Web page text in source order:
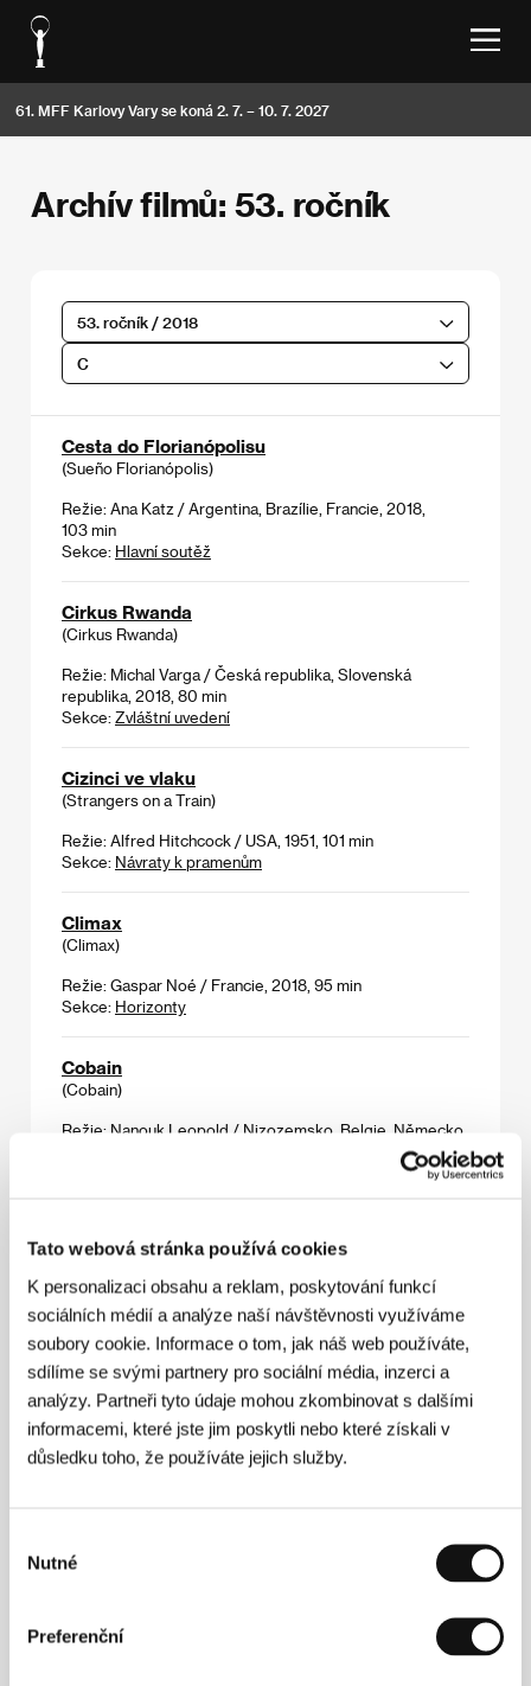
Tato webová stránka používá cookies
K personalizaci obsahu a reklam, poskytování funkcí
sociálních médií a analýze naší návštěvnosti využíváme
soubory cookie. Informace o tom, jak náš web používáte,
sdílíme se svými partnery pro sociální média, inzerci a
analýzy. Partneři tyto údaje mohou zkombinovat s dalšími
informacemi, které jste jim poskytli nebo které získali v
důsledku toho, že používáte jejich služby.
souhlasu
Nutné
Preferenční
61. MFF Karlovy Vary se koná 2. 7. – 10. 7. 2027
Archív filmů: 53. ročník
53. ročník / 2018
C
Cesta do Florianópolisu
(Sueño Florianópolis)
Režie: Ana Katz / Argentina, Brazílie, Francie, 2018,
103 min
Sekce: Hlavní soutěž
Cirkus Rwanda
(Cirkus Rwanda)
Režie: Michal Varga / Česká republika, Slovenská
republika, 2018, 80 min
Sekce: Zvláštní uvedení
Cizinci ve vlaku
(Strangers on a Train)
Režie: Alfred Hitchcock / USA, 1951, 101 min
Sekce: Návraty k pramenům
Climax
(Climax)
Režie: Gaspar Noé / Francie, 2018, 95 min
Sekce: Horizonty
Cobain
(Cobain)
Režie: Nanouk Leopold / Nizozemsko, Belgie, Německo,
(Black Mother)
Režie: Khalik Allah / USA, Jamajka, 2018, 77 min
Sekce:Imagina
Čistý
(Čistoća)
Režie: Neven Samardžić / Bosna a Hercegovina, 2017,
38 min
(Chata na prodej)
Sekce:
Soutěž Na východ od Západu